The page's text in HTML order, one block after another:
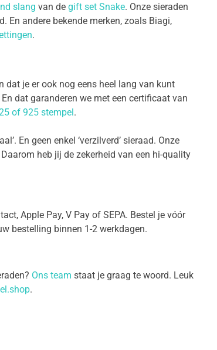
slang van de gift set Snake. Onze sieraden
En andere bekende merken, zoals Biagi,
.
dat je er ook nog eens heel lang van kunt
dat garanderen we met een certificaat van
of 925 stempel.
En geen enkel ‘verzilverd’ sieraad. Onze
heb jij de zekerheid van een hi-quality
Apple Pay, V Pay of SEPA. Bestel je vóór
bestelling binnen 1-2 werkdagen.
Ons team staat je graag te woord. Leuk
.